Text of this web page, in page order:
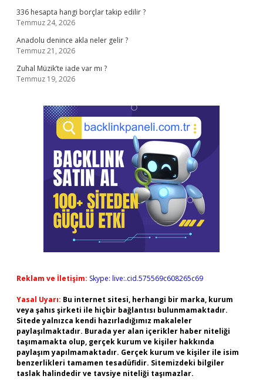
336 hesapta hangi borçlar takip edilir ?
Temmuz 24, 2026
Anadolu denince akla neler gelir ?
Temmuz 21, 2026
Zuhal Müzik’te iade var mı ?
Temmuz 19, 2026
Reklam ve İletişim: Skype: live:.cid.575569c608265c69
Yasal Uyarı: Bu internet sitesi, herhangi bir marka, kurum
veya şahıs şirketi ile hiçbir bağlantısı bulunmamaktadır.
Sitede yalnızca kendi hazırladığımız makaleler
paylaşılmaktadır. Burada yer alan içerikler haber niteliği
taşımamakta olup, gerçek kurum ve kişiler hakkında
paylaşım yapılmamaktadır. Gerçek kurum ve kişiler ile isim
benzerlikleri tamamen tesadüfidir. Sitemizdeki bilgiler
taslak halindedir ve tavsiye niteliği taşımazlar.